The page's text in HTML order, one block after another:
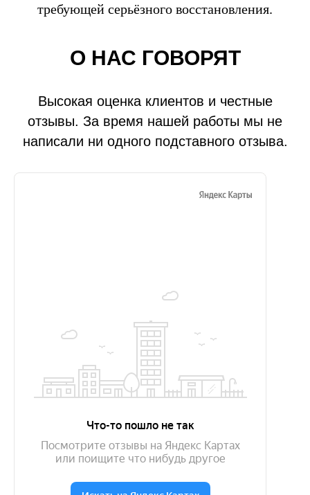
требующей серьёзного восстановления.
О НАС ГОВОРЯТ
Высокая оценка клиентов и честные
отзывы. За время нашей работы мы не
написали ни одного подставного отзыва.